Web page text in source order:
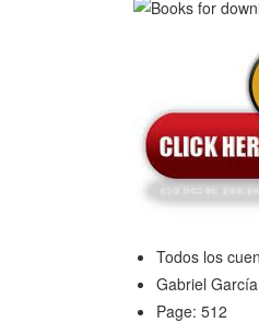
Todos los
Gabriel
Page: 512